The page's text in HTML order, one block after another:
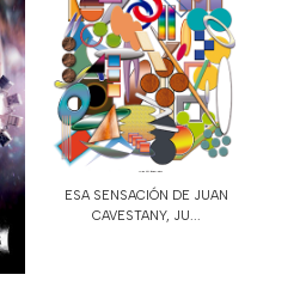
ESA SENSACIÓN DE JUAN
CAVESTANY, JU...